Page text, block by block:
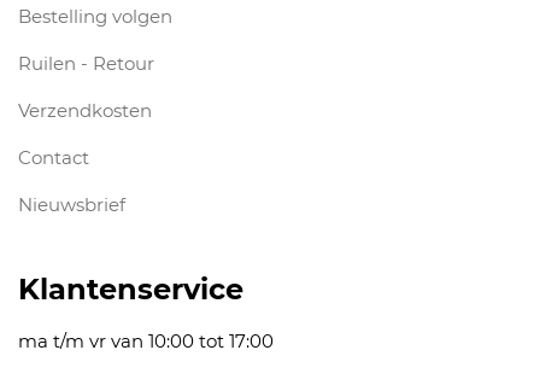
Bestelling volgen
Ruilen - Retour
Verzendkosten
Contact
Nieuwsbrief
Klantenservice
ma t/m vr van 10:00 tot 17:00